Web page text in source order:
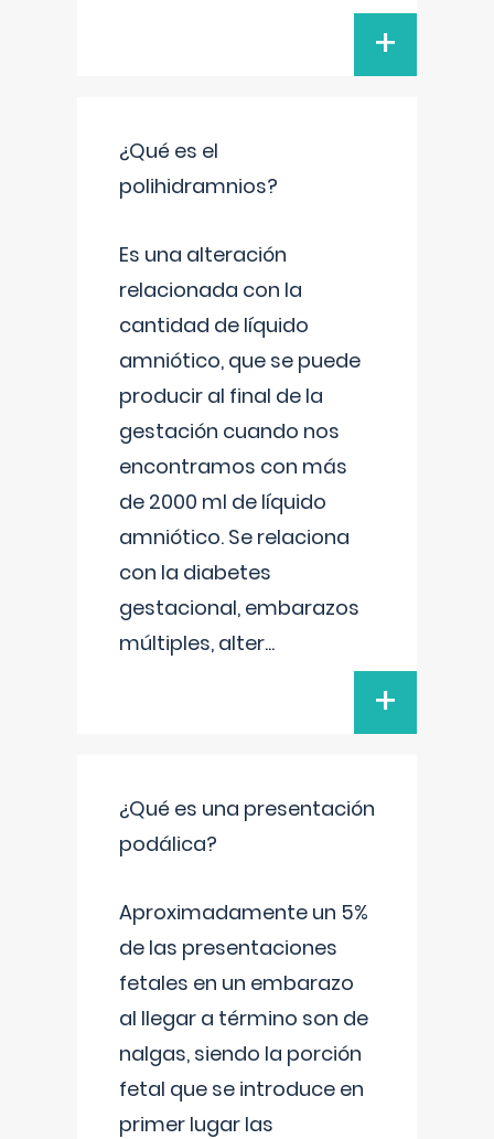
+
¿Qué es el
polihidramnios?
Es una alteración
relacionada con la
cantidad de líquido
amniótico, que se puede
producir al final de la
gestación cuando nos
encontramos con más
de 2000 ml de líquido
amniótico. Se relaciona
con la diabetes
gestacional, embarazos
múltiples, alter...
+
¿Qué es una presentación
podálica?
Aproximadamente un 5%
de las presentaciones
fetales en un embarazo
al llegar a término son de
nalgas, siendo la porción
fetal que se introduce en
primer lugar las